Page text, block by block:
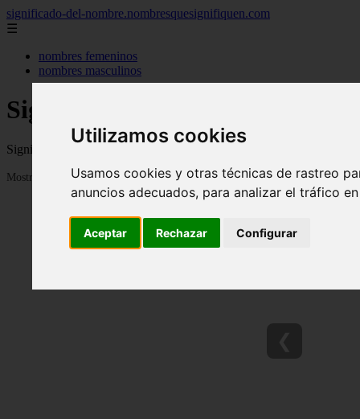
Utilizamos cookies
Usamos cookies y otras técnicas de rastreo
anuncios adecuados, para analizar el tráfico
Aceptar Rechazar Configurar
significado-del-nombre.nombresquesignifiquen.com
☰
nombres femeninos
nombres masculinos
Significado de los nombres
Significado de los nombres, su personalidad, de donde vienen y
Mostrando 1 - 24 de 3040 artículos